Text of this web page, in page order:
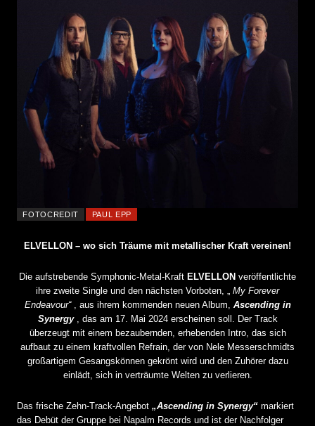
FOTOCREDIT PAUL EPP
ELVELLON – wo sich Träume mit metallischer Kraft vereinen!
Die aufstrebende Symphonic-Metal-Kraft ELVELLON veröffentlichte
ihre zweite Single und den nächsten Vorboten, „ My Forever
Endeavour“, aus ihrem kommenden neuen Album, Ascending in
Synergy, das am 17. Mai 2024 erscheinen soll. Der Track
überzeugt mit einem bezaubernden, erhebenden Intro, das sich
aufbaut zu einem kraftvollen Refrain, der von Nele Messerschmidts
großartigem Gesangskönnen gekrönt wird und den Zuhörer dazu
einlädt, sich in verträumte Welten zu verlieren.
Das frische Zehn-Track-Angebot „Ascending in Synergy“ markiert
das Debüt der Gruppe bei Napalm Records und ist der Nachfolger